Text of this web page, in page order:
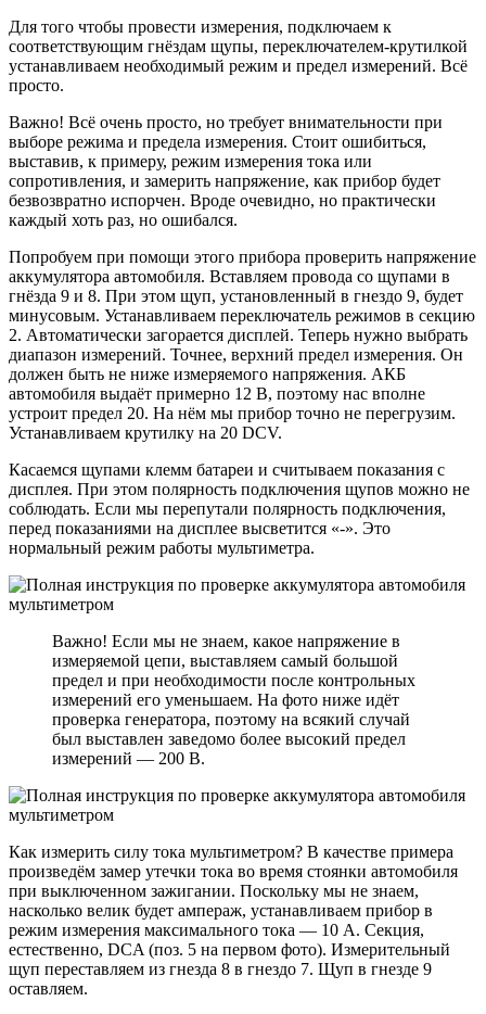
Для того чтобы провести измерения, подключаем к
соответствующим гнёздам щупы, переключателем-крутилкой
устанавливаем необходимый режим и предел измерений. Всё
просто.
Важно! Всё очень просто, но требует внимательности при
выборе режима и предела измерения. Стоит ошибиться,
выставив, к примеру, режим измерения тока или
сопротивления, и замерить напряжение, как прибор будет
безвозвратно испорчен. Вроде очевидно, но практически
каждый хоть раз, но ошибался.
Попробуем при помощи этого прибора проверить напряжение
аккумулятора автомобиля. Вставляем провода со щупами в
гнёзда 9 и 8. При этом щуп, установленный в гнездо 9, будет
минусовым. Устанавливаем переключатель режимов в секцию
2. Автоматически загорается дисплей. Теперь нужно выбрать
диапазон измерений. Точнее, верхний предел измерения. Он
должен быть не ниже измеряемого напряжения. АКБ
автомобиля выдаёт примерно 12 В, поэтому нас вполне
устроит предел 20. На нём мы прибор точно не перегрузим.
Устанавливаем крутилку на 20 DCV.
Касаемся щупами клемм батареи и считываем показания с
дисплея. При этом полярность подключения щупов можно не
соблюдать. Если мы перепутали полярность подключения,
перед показаниями на дисплее высветится «-». Это
нормальный режим работы мультиметра.
Важно! Если мы не знаем, какое напряжение в
измеряемой цепи, выставляем самый большой
предел и при необходимости после контрольных
измерений его уменьшаем. На фото ниже идёт
проверка генератора, поэтому на всякий случай
был выставлен заведомо более высокий предел
измерений — 200 В.
Как измерить силу тока мультиметром? В качестве примера
произведём замер утечки тока во время стоянки автомобиля
при выключенном зажигании. Поскольку мы не знаем,
насколько велик будет ампераж, устанавливаем прибор в
режим измерения максимального тока — 10 А. Секция,
естественно, DCA (поз. 5 на первом фото). Измерительный
щуп переставляем из гнезда 8 в гнездо 7. Щуп в гнезде 9
оставляем.